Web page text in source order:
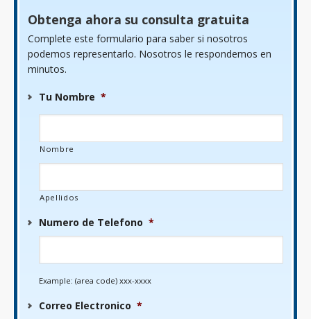
Obtenga ahora su consulta gratuita
Complete este formulario para saber si nosotros
podemos representarlo. Nosotros le respondemos en
minutos.
Tu Nombre *
Nombre
Apellidos
Numero de Telefono *
Example: (area code) xxx-xxxx
Correo Electronico *